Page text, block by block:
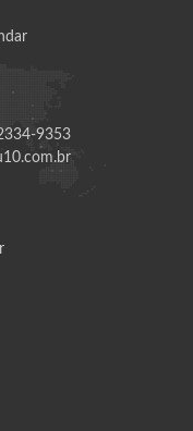
9353